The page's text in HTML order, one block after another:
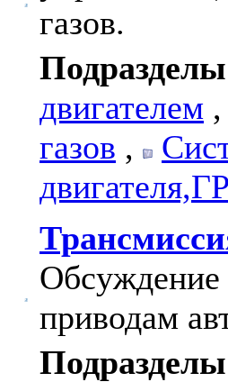
газов.
Подразделы
двигателем ,
газов ,
Обсуждение
приводам
Подразделы